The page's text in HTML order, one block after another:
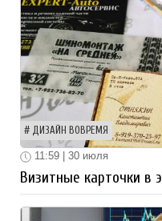
ДИЗАЙН ВОВРЕМЯ
11:59 | 30 июля
Визитные карточки в